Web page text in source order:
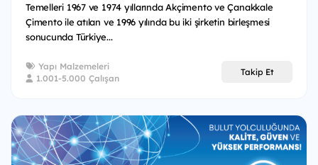
Temelleri 1967 ve 1974 yıllarında Akçimento ve Çanakkale
Çimento ile atılan ve 1996 yılında bu iki şirketin birleşmesi
sonucunda Türkiye...
Yapı Malzemeleri
1.001-5.000 Çalışan
Takip Et